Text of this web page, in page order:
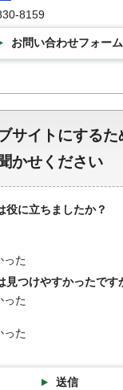
8159
お問い合わせフォーム
サイトにするた
かせください
役に立ちましたか？
った
見つけやすかったです
った
った
送信